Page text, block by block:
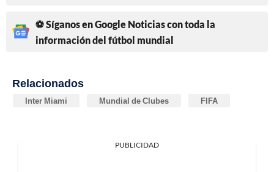
⚽ Síganos en Google Noticias con toda la
información del fútbol mundial
Relacionados
Inter Miami Mundial de Clubes FIFA
PUBLICIDAD